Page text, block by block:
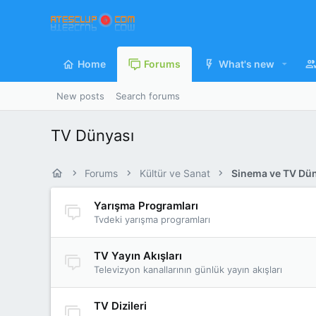
Home Forums What's new
New posts Search forums
TV Dünyası
Forums Kültür ve Sanat Sinema ve TV
Yarışma Programları
Tvdeki yarışma programları
TV Yayın Akışları
Televizyon kanallarının günlük yayın akışları
TV Dizileri